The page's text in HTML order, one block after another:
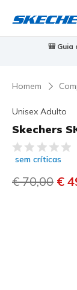
🎒
Homem
Unisex Adulto
Skechers
3$4 de 5 –
sem críticas
Preço com
€ 70,00 €